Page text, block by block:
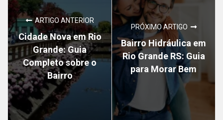
ARTIGO ANTERIOR
Cidade Nova em Rio
Grande: Guia
Completo sobre o
Bairro
PRÓXIMO ARTIGO
Bairro Hidráulica em
Rio Grande RS: Guia
para Morar Bem